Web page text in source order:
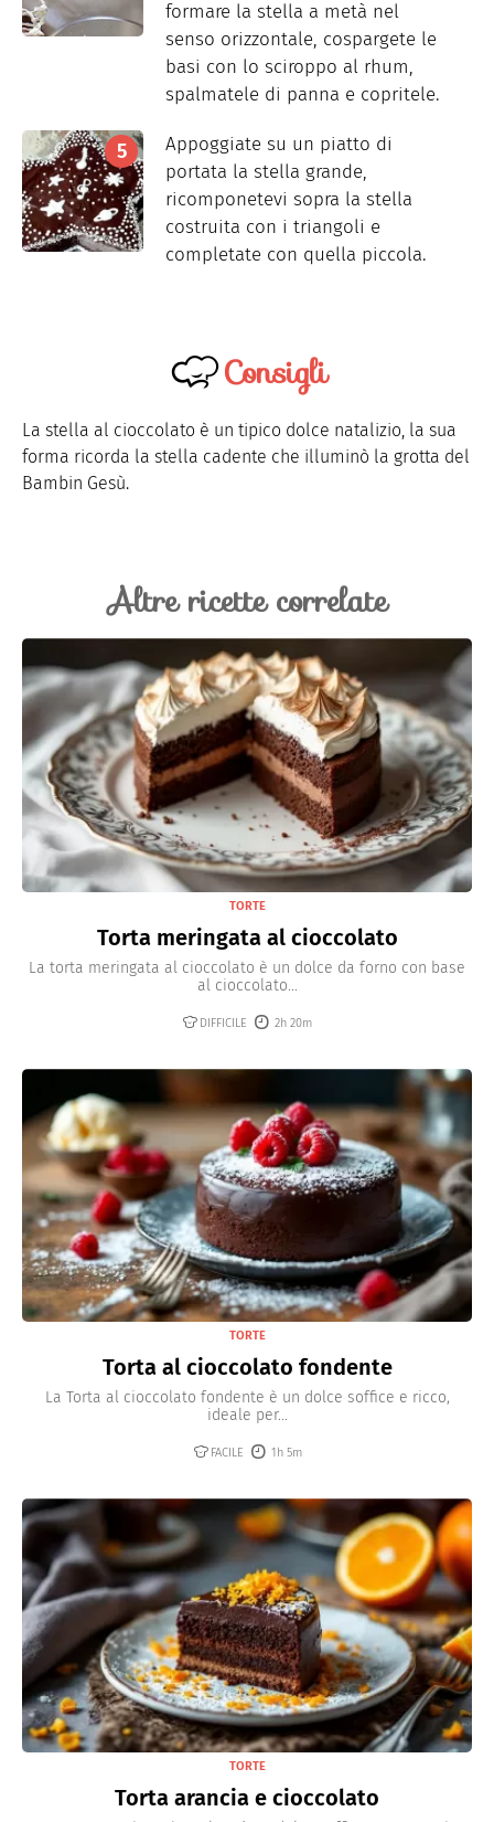
formare la stella a metà nel
senso orizzontale, cospargete le
basi con lo sciroppo al rhum,
spalmatele di panna e copritele.
Appoggiate su un piatto di
portata la stella grande,
ricomponetevi sopra la stella
costruita con i triangoli e
completate con quella piccola.
Consigli
La stella al cioccolato è un tipico dolce natalizio, la sua
forma ricorda la stella cadente che illuminò la grotta del
Bambin Gesù.
Altre ricette correlate
TORTE
Torta meringata al cioccolato
La torta meringata al cioccolato è un dolce da forno con base
al cioccolato...
DIFFICILE 2h 20m
TORTE
Torta al cioccolato fondente
La Torta al cioccolato fondente è un dolce soffice e ricco,
ideale per...
FACILE 1h 5m
TORTE
Torta arancia e cioccolato